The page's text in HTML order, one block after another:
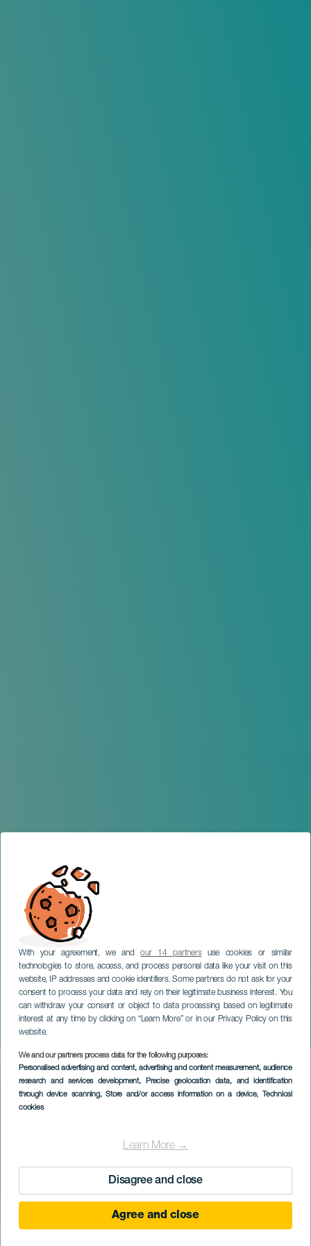
With your agreement, we andour 14 partnersuse cookies or similar
technologies to store, access, and process personal data like your visit on this
website, IP addresses and cookie identifiers. Some partners do not ask for your
consent to process your data and rely on their legitimate business interest. You
can withdraw your consent or object to data processing based on legitimate
interest at any time by clicking on “Learn More” or in our Privacy Policy on this
website.
We and our partners process data for the following purposes:
Personalised advertising and content, advertising and content measurement, audience
research and services development, Precise geolocation data, and identification
through device scanning, Store and/or access information on a device, Technical
cookies
Learn More →
Disagree and close
Agree and close
Valsequillo-festligheder:
Mandelblomsterute
GRAN CANARIA
Imagen
Listado
February 2027